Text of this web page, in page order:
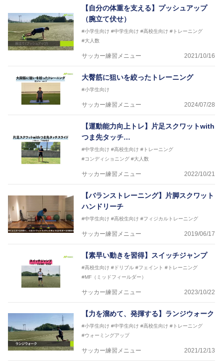
を派遣している。
さらには講演会やセミナー、専門学校などの教育機関
に講師を派遣するなど後進育成にも力を入れている。
「一人一人の健康な人生をサポートする」を企業理念
として掲げ、世の中の人々の『健康』をあらゆる方向
からサポートし、一人一人の「楽しく、豊かに、生き
生きと」生きる、そんな『健康な人生』をサポートし
【自分の体重を支える】プッシュアップ
（腕立て伏せ）
#小学生向け #中学生向け #高校生向け #トレーニング
#大人数
サッカー練習メニュー 2021/10/16
大臀筋に狙いを絞ったトレーニング
#小学生向け
サッカー練習メニュー 2024/07/28
【運動能力向上トレ】片足スクワットwith
つま先タッチ…
#中学生向け #高校生向け #トレーニング
#コンディショニング #大人数
サッカー練習メニュー 2022/10/21
【バランストレーニング】片脚スクワット
ハンドリーチ
#中学生向け #高校生向け #フィジカルトレーニング
サッカー練習メニュー 2019/06/17
【素早い動きを習得】スイッチジャンプ
#高校生向け #ドリブル #フェイント #トレーニング
#MF（ミッドフィールダー）
サッカー練習メニュー 2023/10/22
【力を溜めて、発揮する】ランジウォーク
#小学生向け #中学生向け #高校生向け #トレーニング
#ウォーミングアップ
サッカー練習メニュー 2021/12/13